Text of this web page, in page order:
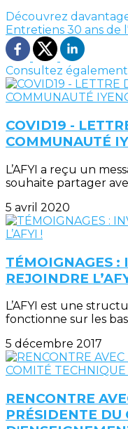
Découvrez
Entretiens 30 ans de
Consultez également
COVID19 -
COMMUNAUTÉ
L’AFYI a reçu un
souhaite partager
5 avril 2020
TÉMOIGNAGES :
REJOINDRE
L’AFYI est une
fonctionne sur les
5 décembre 2017
RENCONTRE
PRÉSIDENTE